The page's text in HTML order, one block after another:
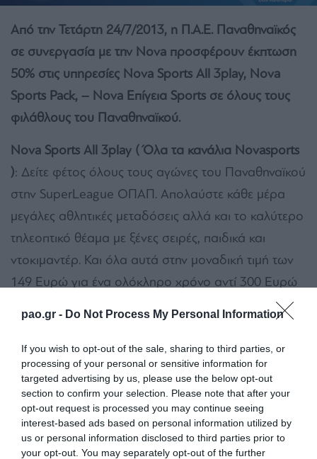
pao.gr - Do Not Process My Personal Information
If you wish to opt-out of the sale, sharing to third parties, or
processing of your personal or sensitive information for
targeted advertising by us, please use the below opt-out
section to confirm your selection. Please note that after your
opt-out request is processed you may continue seeing
interest-based ads based on personal information utilized by
us or personal information disclosed to third parties prior to
your opt-out. You may separately opt-out of the further
Από την Τετάρτη 24/7/2013, η Π.Α.Ε. Παναθηναϊκός
σε συνεργασία με την Nova προσφέρουν έκπτωση
50% στις υπηρεσίες Nova Sports All 3play, Nova
Sports Pack, – Nova Επίγεια Sports σε όλους τους
φιλάθλους του Παναθηναϊκού.
Nova Sports All 3play ( Όλα τα κανάλια Novasports
): Δείτε φέτος όλους τους αγώνες του Παναθηναϊκού
στην SuperLeague ΟΠΑΠ. Απολαύστε κάθε μέρα
μεγάλες αθλητικές μεταδόσεις αλλά και το καλύτερο
τηλεοπτικό θέαμα με ξένες σειρές, παιδικά και
ντοκιμαντέρ. Και όλα αυτά στην μοναδική τιμή των
149 Ευρώ για ένα ολόκληρο χρόνο αντί 300 Ευρώ
που στοιχίζει κανονικά. Απαραίτητη προϋπόθεση
γιοα την απόκτηση των καναλιών Novasports σε
αυτή την τιμή είναι να είστε συνδρομητής Nova
3Play.
Nova Sports pack: Δείτε φέτος όλους τους αγώνες
του Παναθηναϊκού στην SuperLeague ΟΠΑΠ.
Απολαύστε κάθε μέρα μεγάλες αθλητικές